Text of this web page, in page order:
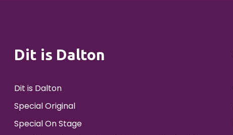
Dit is Dalton
Dit is Dalton
Special Original
Special On Stage